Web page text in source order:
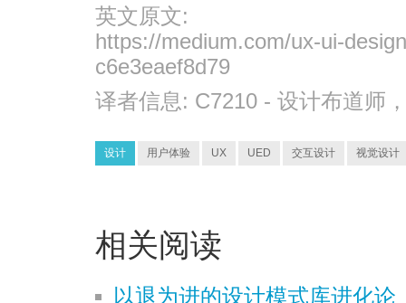
英文原文:
https://medium.com/ux-ui-
c6e3eaef8d79
译者信息: C7210 - 设计布道师
设计 用户体验 UX UED 交互设计 视觉设计
相关阅读
以退为进的设计模式库进化论